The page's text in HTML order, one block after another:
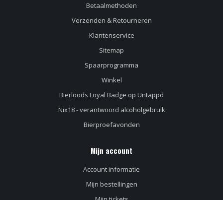
Betaalmethoden
Verzenden & Retourneren
Klantenservice
Sitemap
Spaarprogramma
Winkel
Bierloods Loyal Badge op Untappd
Nix18 - verantwoord alcoholgebruik
Bierproefavonden
Mijn account
Account informatie
Mijn bestellingen